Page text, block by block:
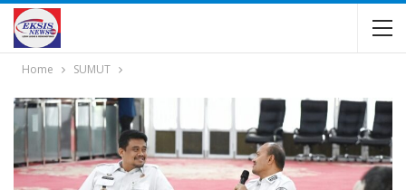
Home SUMUT